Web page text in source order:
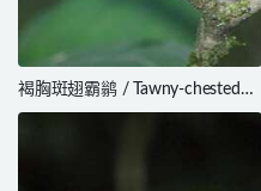
褐胸斑翅霸鹟 / Tawny-chested
Flycatcher / Aphanotriccus